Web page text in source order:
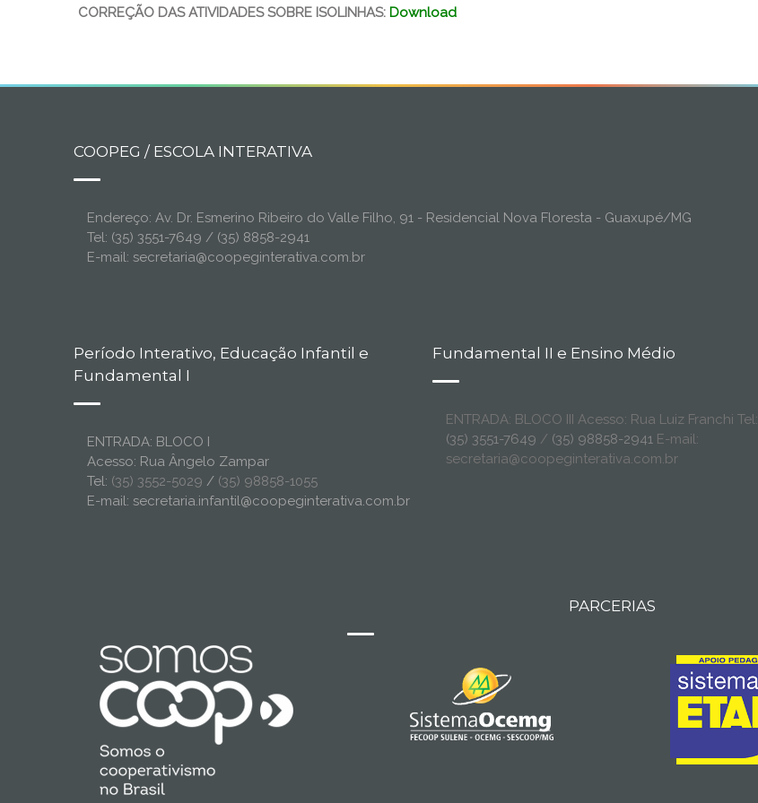
CORREÇÃO DAS ATIVIDADES SOBRE ISOLINHAS: Download
COOPEG / ESCOLA INTERATIVA
Endereço: Av. Dr. Esmerino Ribeiro do Valle Filho, 91 - Residencial Nova Floresta - Guaxupé/MG
Tel: (35) 3551-7649 / (35) 8858-2941
E-mail: secretaria@coopeginterativa.com.br
Período Interativo, Educação Infantil e
Fundamental I
ENTRADA: BLOCO I
Acesso: Rua Ângelo Zampar
Tel: (35) 3552-5029 / (35) 98858-1055
E-mail: secretaria.infantil@coopeginterativa.com.br
Fundamental II e Ensino Médio
ENTRADA: BLOCO III Acesso: Rua Luiz Franchi Tel:
(35) 3551-7649 / (35) 98858-2941E-mail:
secretaria@coopeginterativa.com.br
PARCERIAS